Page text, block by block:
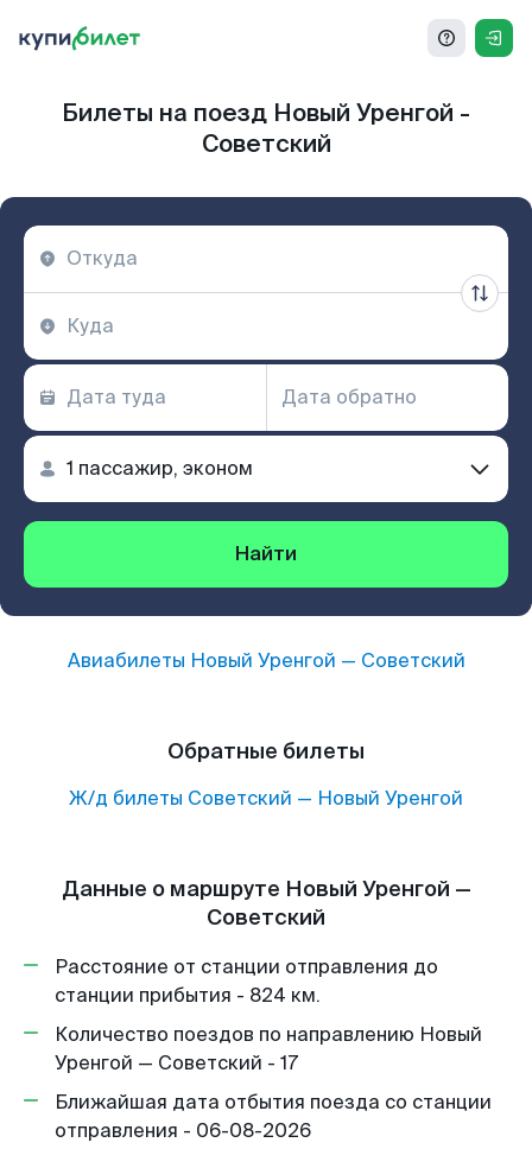
Билеты на поезд Новый Уренгой -
Советский
Найти
Авиабилеты Новый Уренгой — Советский
Обратные билеты
Ж/д билеты Советский — Новый Уренгой
Данные о маршруте Новый Уренгой —
Советский
Расстояние от станции отправления до
станции прибытия - 824 км.
Количество поездов по направлению Новый
Уренгой — Советский - 17
Ближайшая дата отбытия поезда со станции
отправления - 06-08-2026